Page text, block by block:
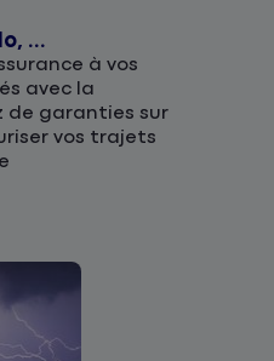
...
à vos
avec la
de garanties sur
vos trajets